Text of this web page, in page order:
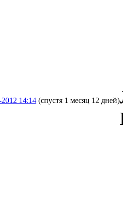
14:14 (спустя 1 месяц 12 дней)